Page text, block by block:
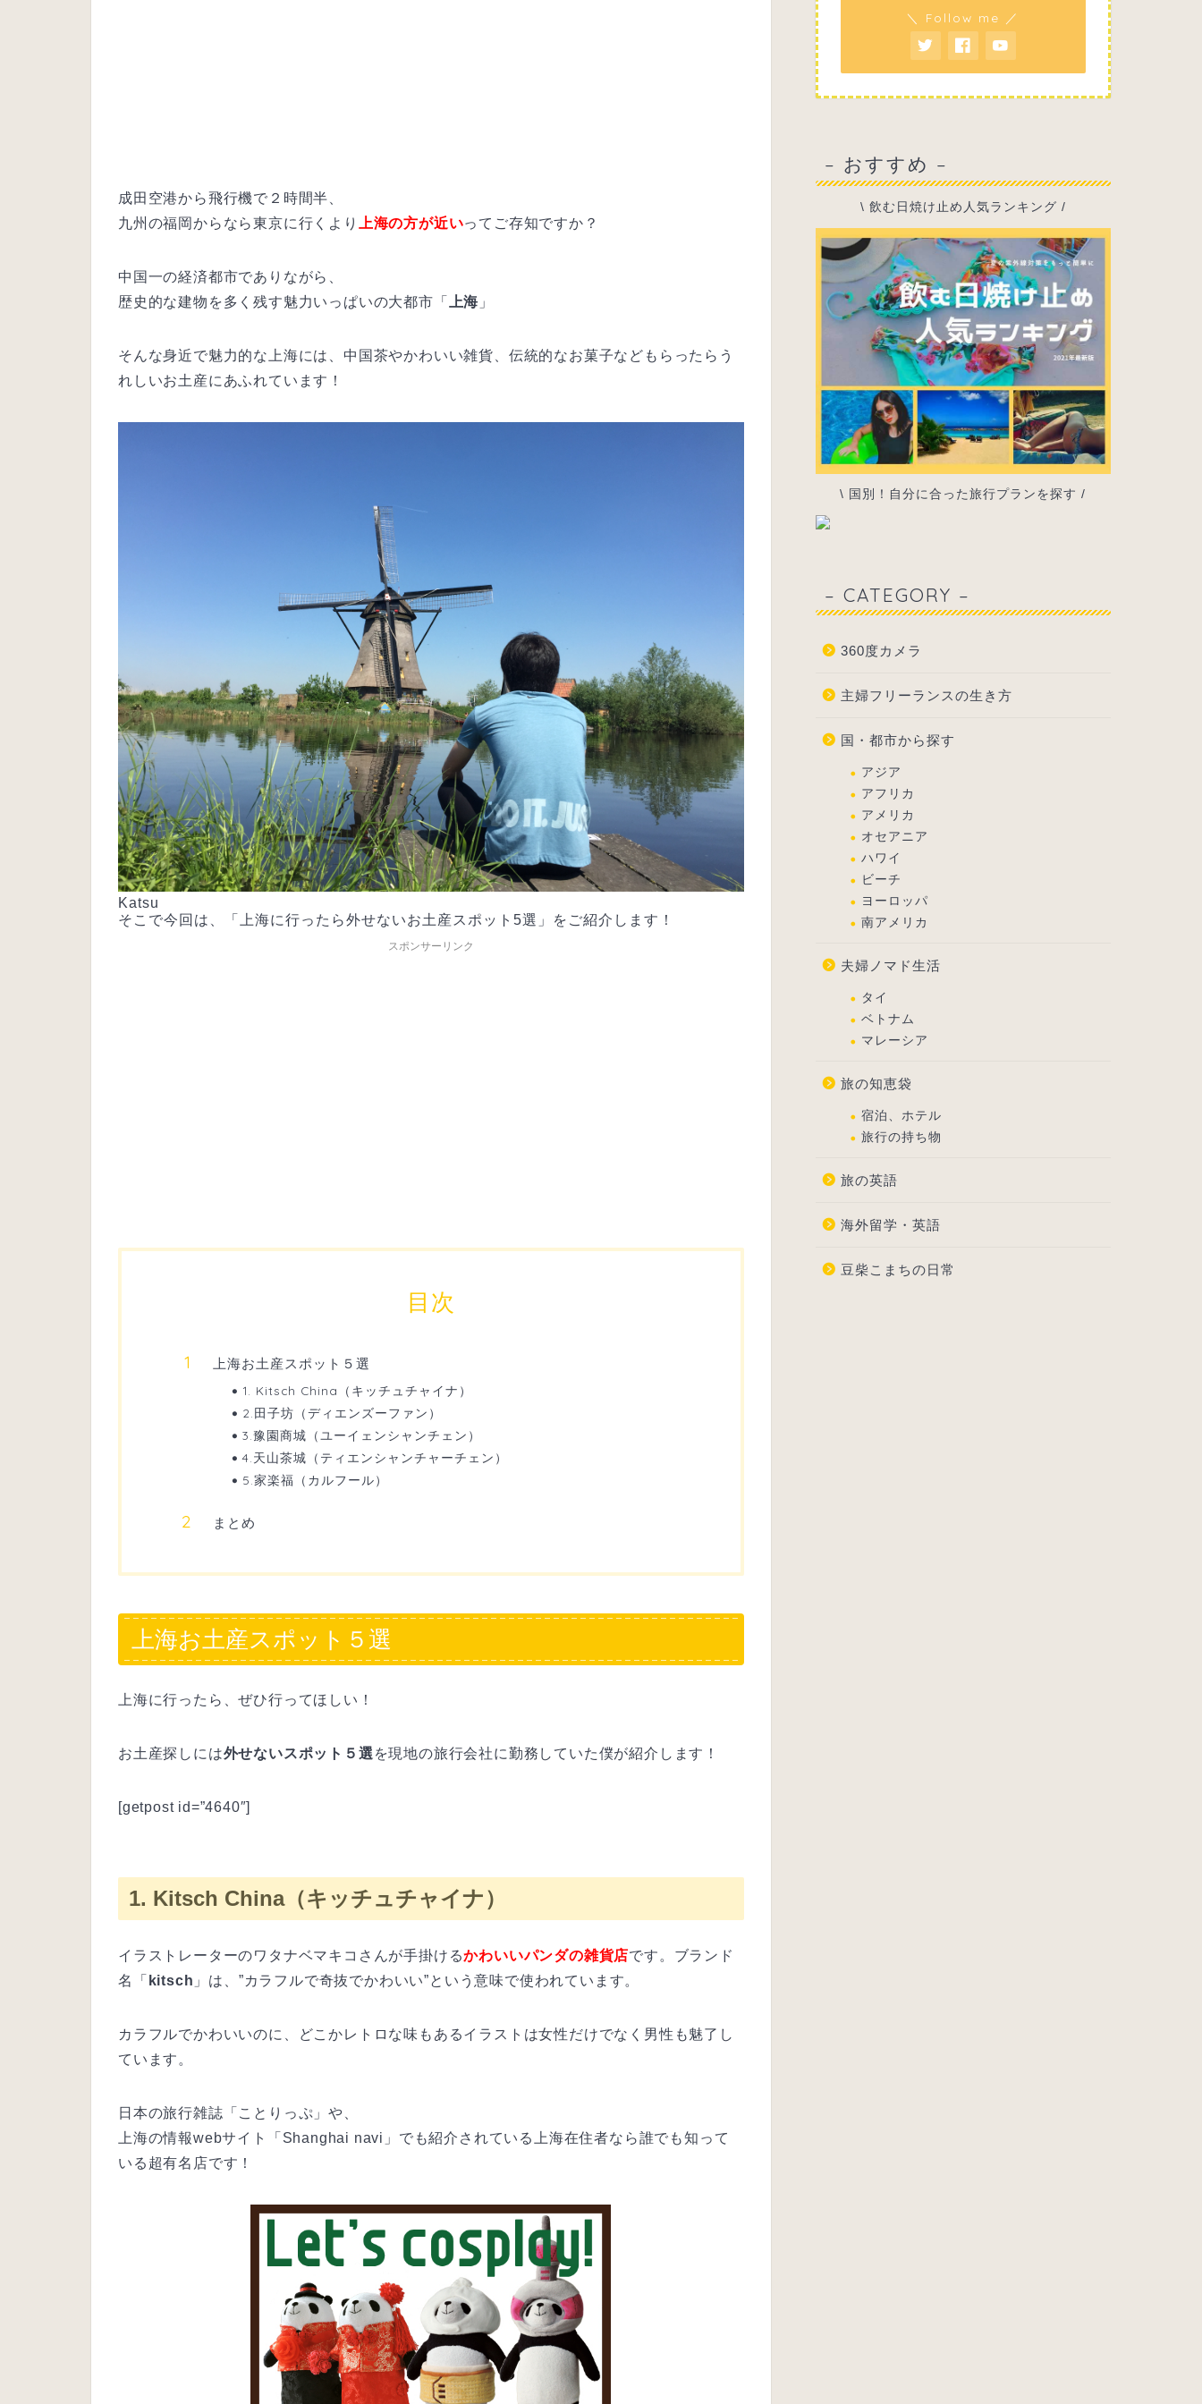
成田空港から飛行機で２時間半、
九州の福岡からなら東京に行くより 上海の方が近いってご存知ですか？
中国一の経済都市でありながら、
歴史的な建物を多く残す魅力いっぱいの大都市「 上海 」
そんな身近で魅力的な上海には、中国茶やかわいい雑貨、伝統的なお菓子などもらったらう
れしいお土産にあふれています！
Katsu
そこで今回は、「上海に行ったら外せないお土産スポット5選」をご紹介します！
スポンサーリンク
目次
上海お土産スポット５選
1. Kitsch China（キッチュチャイナ）
2.田子坊（ディエンズーファン）
3.豫園商城（ユーイェンシャンチェン）
4.天山茶城（ティエンシャンチャーチェン）
5.家楽福（カルフール）
まとめ
上海お土産スポット５選
上海に行ったら、ぜひ行ってほしい！
お土産探しには外せないスポット５選を現地の旅行会社に勤務していた僕が紹介します！
[getpost id=”4640″]
1. Kitsch China（キッチュチャイナ）
イラストレーターのワタナベマキコさんが手掛けるかわいいパンダの雑貨店です。ブランド
名「 kitsch 」は、”カラフルで奇抜でかわいい”という意味で使われています。
カラフルでかわいいのに、どこかレトロな味もあるイラストは女性だけでなく男性も魅了し
ています。
日本の旅行雑誌「ことりっぷ」や、
上海の情報webサイト「Shanghai navi」でも紹介されている上海在住者なら誰でも知って
いる超有名店です！
＼ Follow me ／
– おすすめ –
\ 飲む日焼け止め人気ランキング /
\ 国別！自分に合った旅行プランを探す /
– CATEGORY –
360度カメラ
主婦フリーランスの生き方
国・都市から探す
アジア
アフリカ
アメリカ
オセアニア
ハワイ
ビーチ
ヨーロッパ
南アメリカ
夫婦ノマド生活
タイ
ベトナム
マレーシア
旅の知恵袋
宿泊、ホテル
旅行の持ち物
旅の英語
海外留学・英語
豆柴こまちの日常